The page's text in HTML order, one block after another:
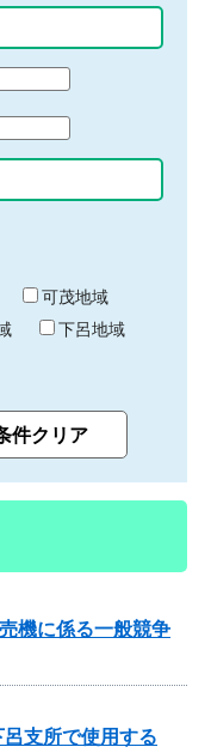
可茂地域
下呂地域
機に係る一般競争
支所で使用する